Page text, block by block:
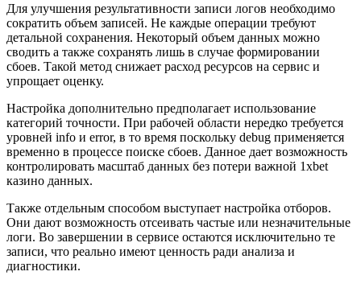
Для улучшения результативности записи логов необходимо
сократить объем записей. Не каждые операции требуют
детальной сохранения. Некоторый объем данных можно
сводить а также сохранять лишь в случае формировании
сбоев. Такой метод снижает расход ресурсов на сервис и
упрощает оценку.
Настройка дополнительно предполагает использование
категорий точности. При рабочей области нередко требуется
уровней info и error, в то время поскольку debug применяется
временно в процессе поиске сбоев. Данное дает возможность
контролировать масштаб данных без потери важной 1xbet
казино данных.
Также отдельным способом выступает настройка отборов.
Они дают возможность отсеивать частые или незначительные
логи. Во завершении в сервисе остаются исключительно те
записи, что реально имеют ценность ради анализа и
диагностики.